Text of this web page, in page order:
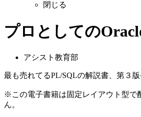
閉じる
プロとしての
アシスト教育部
最も売れてるPL/SQLの解説書、第３版
※この電子書籍は固定レイアウト型で
ん。